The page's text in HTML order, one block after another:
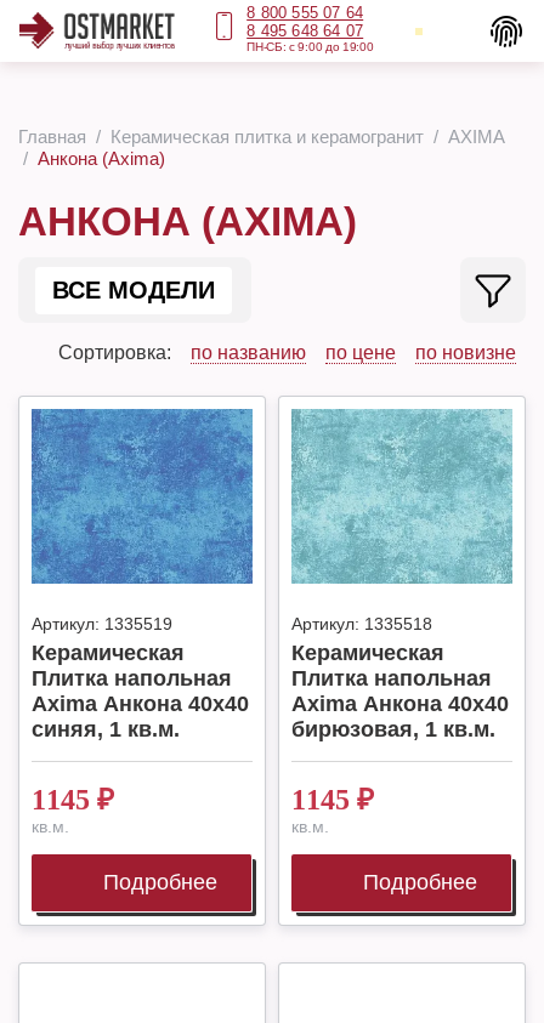
8 800 555 07 64
8 495 648 64 07
ПН-СБ: с 9:00 до 19:00
Главная Керамическая плитка и керамогранит
AXIMA
Анкона (Axima)
АНКОНА (AXIMA)
ВСЕ МОДЕЛИ
Сортировка: по названию по цене по новизне
Артикул: 1335519
Керамическая
Плитка напольная
Axima Анкона 40х40
синяя, 1 кв.м.
1145 ₽
кв.м.
Подробнее
Артикул: 1335518
Керамическая
Плитка напольная
Axima Анкона 40х40
бирюзовая, 1 кв.м.
1145 ₽
кв.м.
Подробнее